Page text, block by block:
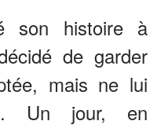
son histoire à
de garder
mais ne lui
Un jour, en